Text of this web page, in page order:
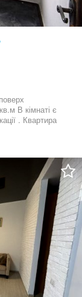
В кімнаті є
. Квартира